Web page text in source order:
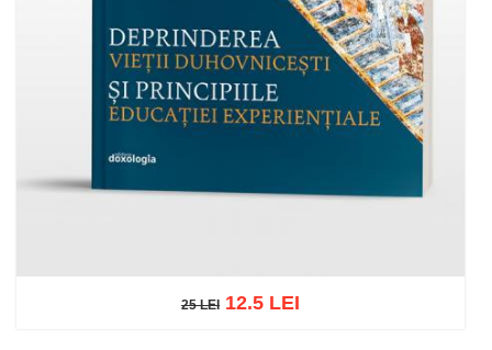
25 LEI
25 LEI 12.5 LEI